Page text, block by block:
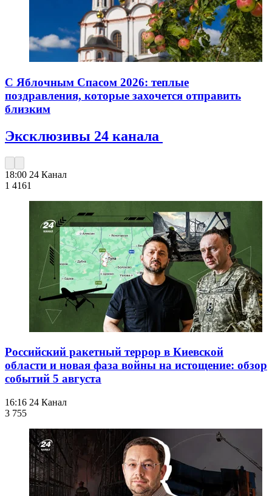
С Яблочным Спасом 2026: теплые
поздравления, которые захочется отправить
близким
Эксклюзивы 24 канала
18:00 24 Канал
1 4161
Российский ракетный террор в Киевской
области и новая фаза войны на истощение: обзор
событий 5 августа
16:16 24 Канал
3 755